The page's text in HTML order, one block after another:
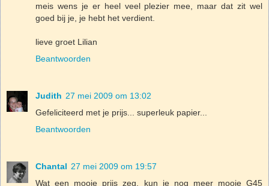
meis wens je er heel veel plezier mee, maar dat zit wel
goed bij je, je hebt het verdient.
lieve groet Lilian
Beantwoorden
Judith 27 mei 2009 om 13:02
Gefeliciteerd met je prijs... superleuk papier...
Beantwoorden
Chantal 27 mei 2009 om 19:57
Wat een mooie prijs zeg, kun je nog meer mooie G45